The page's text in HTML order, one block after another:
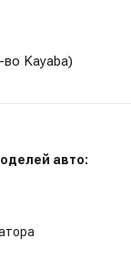
Kayaba)
авто: